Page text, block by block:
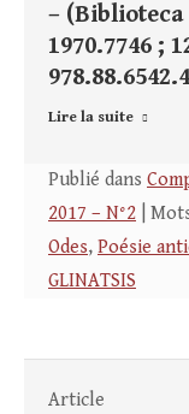
–
1970.7746 ;
Lire la suite
Publié dans
2017 – N°2 |
Odes, Poésie
GLINATSIS
Article